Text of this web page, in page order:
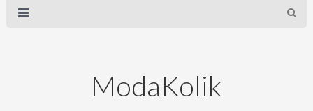
ModaKolik